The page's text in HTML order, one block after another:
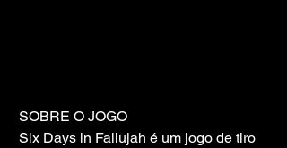
SOBRE O JOGO
Six Days in Fallujah é um jogo de tiro